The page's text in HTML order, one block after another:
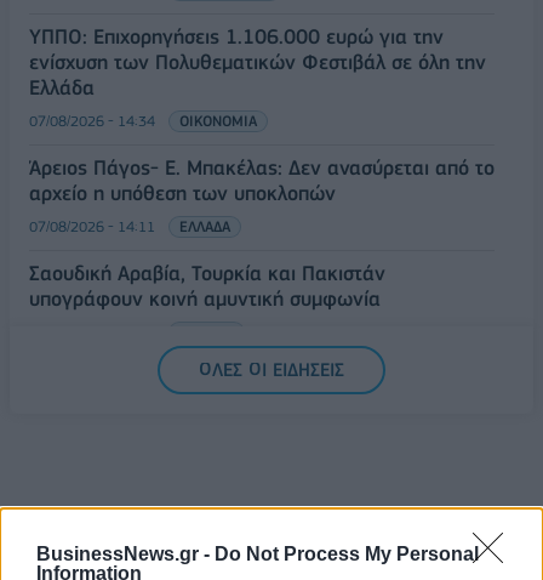
BusinessNews.gr - Do Not Process My Personal
Information
ΥΠΠΟ: Επιχορηγήσεις 1.106.000 ευρώ για την
ενίσχυση των Πολυθεματικών Φεστιβάλ σε όλη την
Ελλάδα
07/08/2026 - 14:34 ΟΙΚΟΝΟΜΙΑ
Άρειος Πάγος- Ε. Μπακέλας: Δεν ανασύρεται από το
αρχείο η υπόθεση των υποκλοπών
07/08/2026 - 14:11 ΕΛΛΑΔΑ
Σαουδική Αραβία, Τουρκία και Πακιστάν
υπογράφουν κοινή αμυντική συμφωνία
ΟΛΕΣ ΟΙ ΕΙΔΗΣΕΙΣ